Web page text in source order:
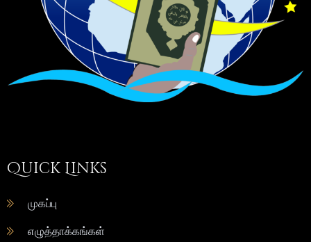
Quick Links
முகப்பு
எழுத்தாக்கங்கள்